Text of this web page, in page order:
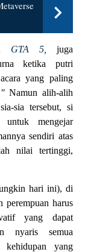
GTA 5,
juga
ketika putri
yang paling
Namun alih-alih
sia tersebut, si
mengejar
sendiri atas
nilai tertinggi,
hari ini), di
perempuan harus
yang dapat
nyaris semua
kehidupan yang